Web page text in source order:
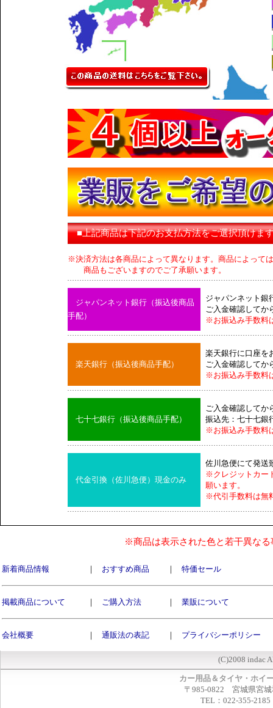
■上記商品は下記のお支払方法をご選択頂けま
※決済方法は各商品によって異なります。商品によって
商品もございますのでご了承願います。
ジャパンネット銀行（振込後商品
手配）
ジャパンネット銀
ご入金確認してか
※お振込み手数料
楽天銀行（振込後商品手配）
楽天銀行に口座を
ご入金確認してか
※お振込み手数料
七十七銀行（振込後商品手配）
ご入金確認してか
振込先：七十七銀
※お振込み手数料
代金引換（佐川急便）現金のみ
佐川急便にて発送
※クレジットカー
願います。
※代引手数料は無
※商品は表示された色と若干異な
新着商品情報 ｜ おすすめ商品 ｜ 特価セール
掲載商品について ｜ ご購入方法 ｜ 業販について
会社概要 ｜ 通販法の表記 ｜ プライバシーポリシー
(C)2008 indac
カー用品＆タイヤ・ホイ
〒985-0822 宮城県宮城
TEL：022-355-